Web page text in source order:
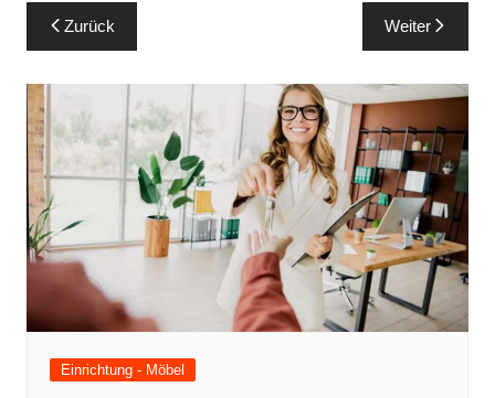
Beitragsnavigation
Zurück Weiter
Einrichtung - Möbel